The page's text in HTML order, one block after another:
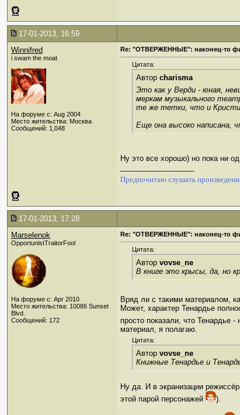
17-01-2013, 16:59
Winnifred
i swam the moat
На форуме с: Aug 2004
Место жительства: Москва
Сообщений: 1,048
Re: "ОТВЕРЖЕННЫЕ": наконец-то
Цитата:
Автор charisma
Это как у Верди - юная,
меркам музыкального
те же тетки, что и
Еще она высоко написана,
Ну это все хорошо) но пока ни
Предпочитаю слушать
17-01-2013, 17:28
Marselenok
OpportunistTraitorFool
На форуме с: Apr 2010
Место жительства: 10086 Sunset
Blvd.
Сообщений: 172
Re: "ОТВЕРЖЕННЫЕ": наконец-то
Цитата:
Автор vovse_ne
В книге это крысы, да, но
Вряд ли с такими материалом,
Может, характер Тенардье
просто показали, что Тенардье
материал, я полагаю.
Цитата:
Автор vovse_ne
Книжные Тенардье и
Ну да. И в экранизации
этой парой персонажей
).